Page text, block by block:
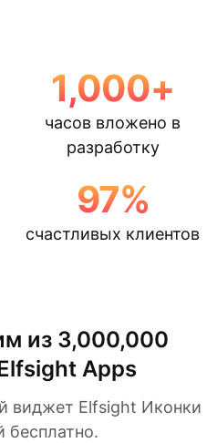
1,000+
часов вложено в
разработку
97%
счастливых клиентов
из 3,000,000
Apps
виджет Elfsight Иконки
бесплатно.